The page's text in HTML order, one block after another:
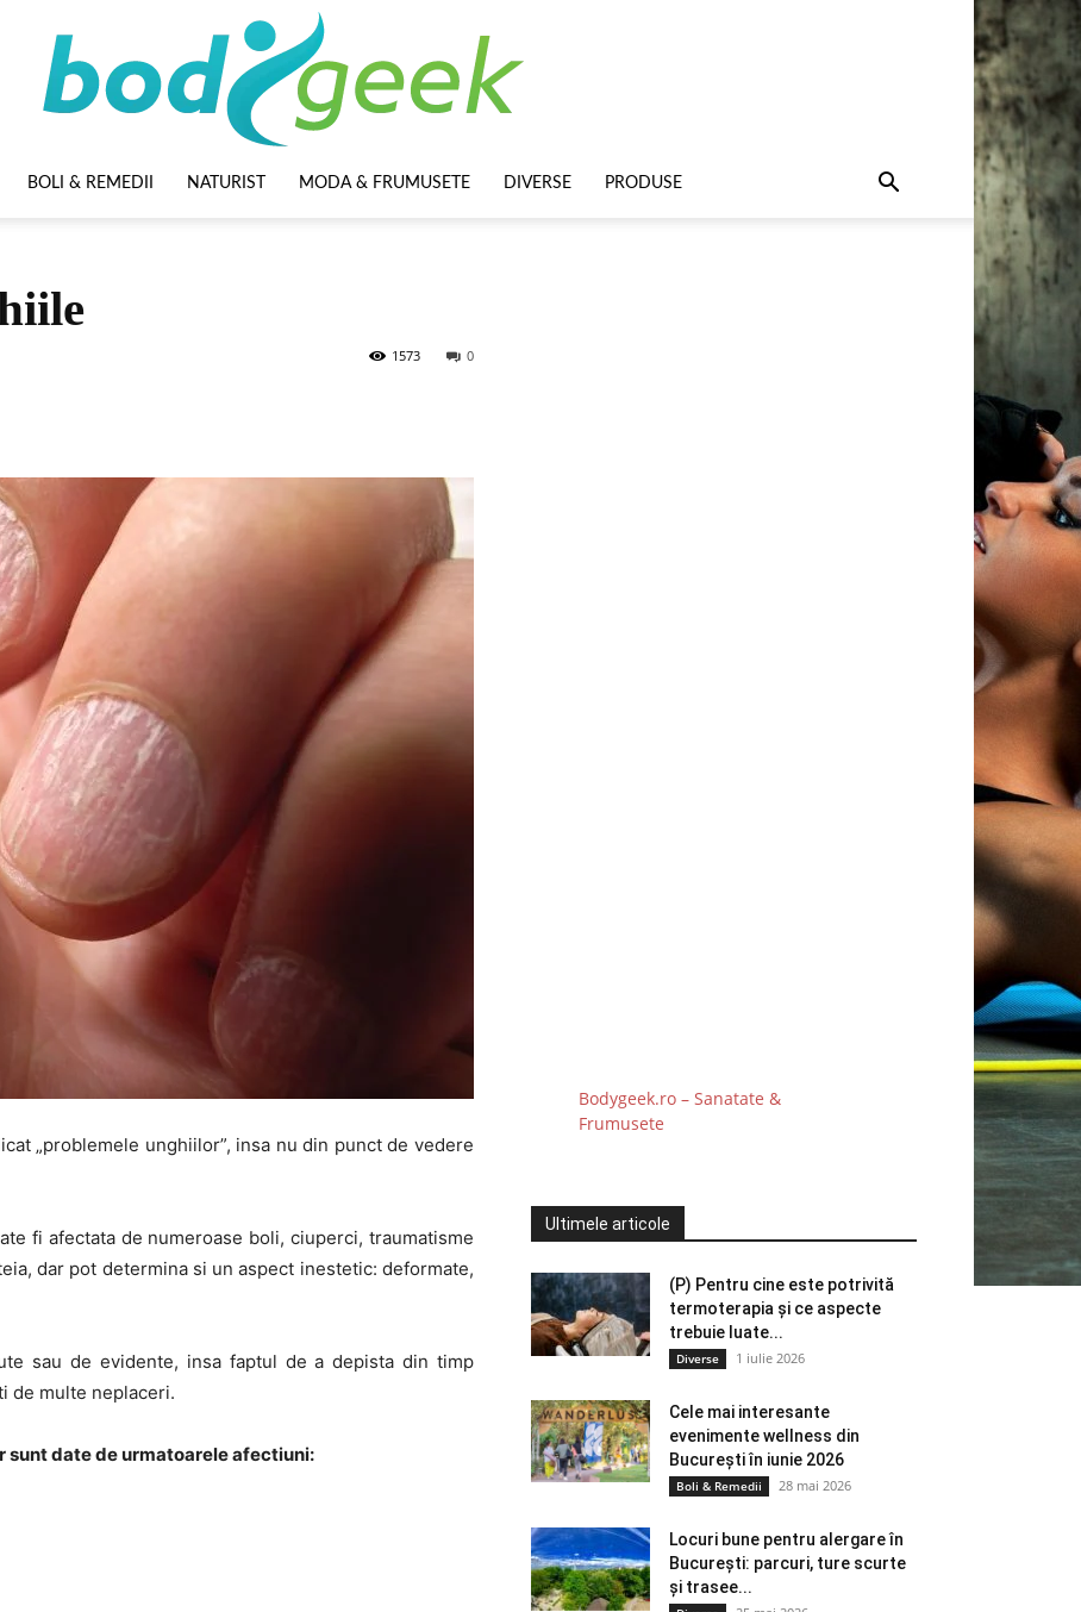
BOLI & REMEDII NATURIST MODA & FRUMUSETE DIVERSE PRODUSE
0
1573
„problemele unghiilor”, insa nu din punct de vedere
fi afectata de numeroase boli, ciuperci, traumatisme
dar pot determina si un aspect inestetic: deformate,
sau de evidente, insa faptul de a depista din timp
de multe neplaceri.
sunt date de urmatoarele afectiuni:
Bodygeek.ro – Sanatate &
Frumusete
Ultimele articole
(P) Pentru cine este potrivită
termoterapia și ce aspecte
trebuie luate...
Diverse 1 iulie 2026
Cele mai interesante
evenimente wellness din
București în iunie 2026
Boli & Remedii 28 mai 2026
Locuri bune pentru alergare în
București: parcuri, ture scurte
și trasee...